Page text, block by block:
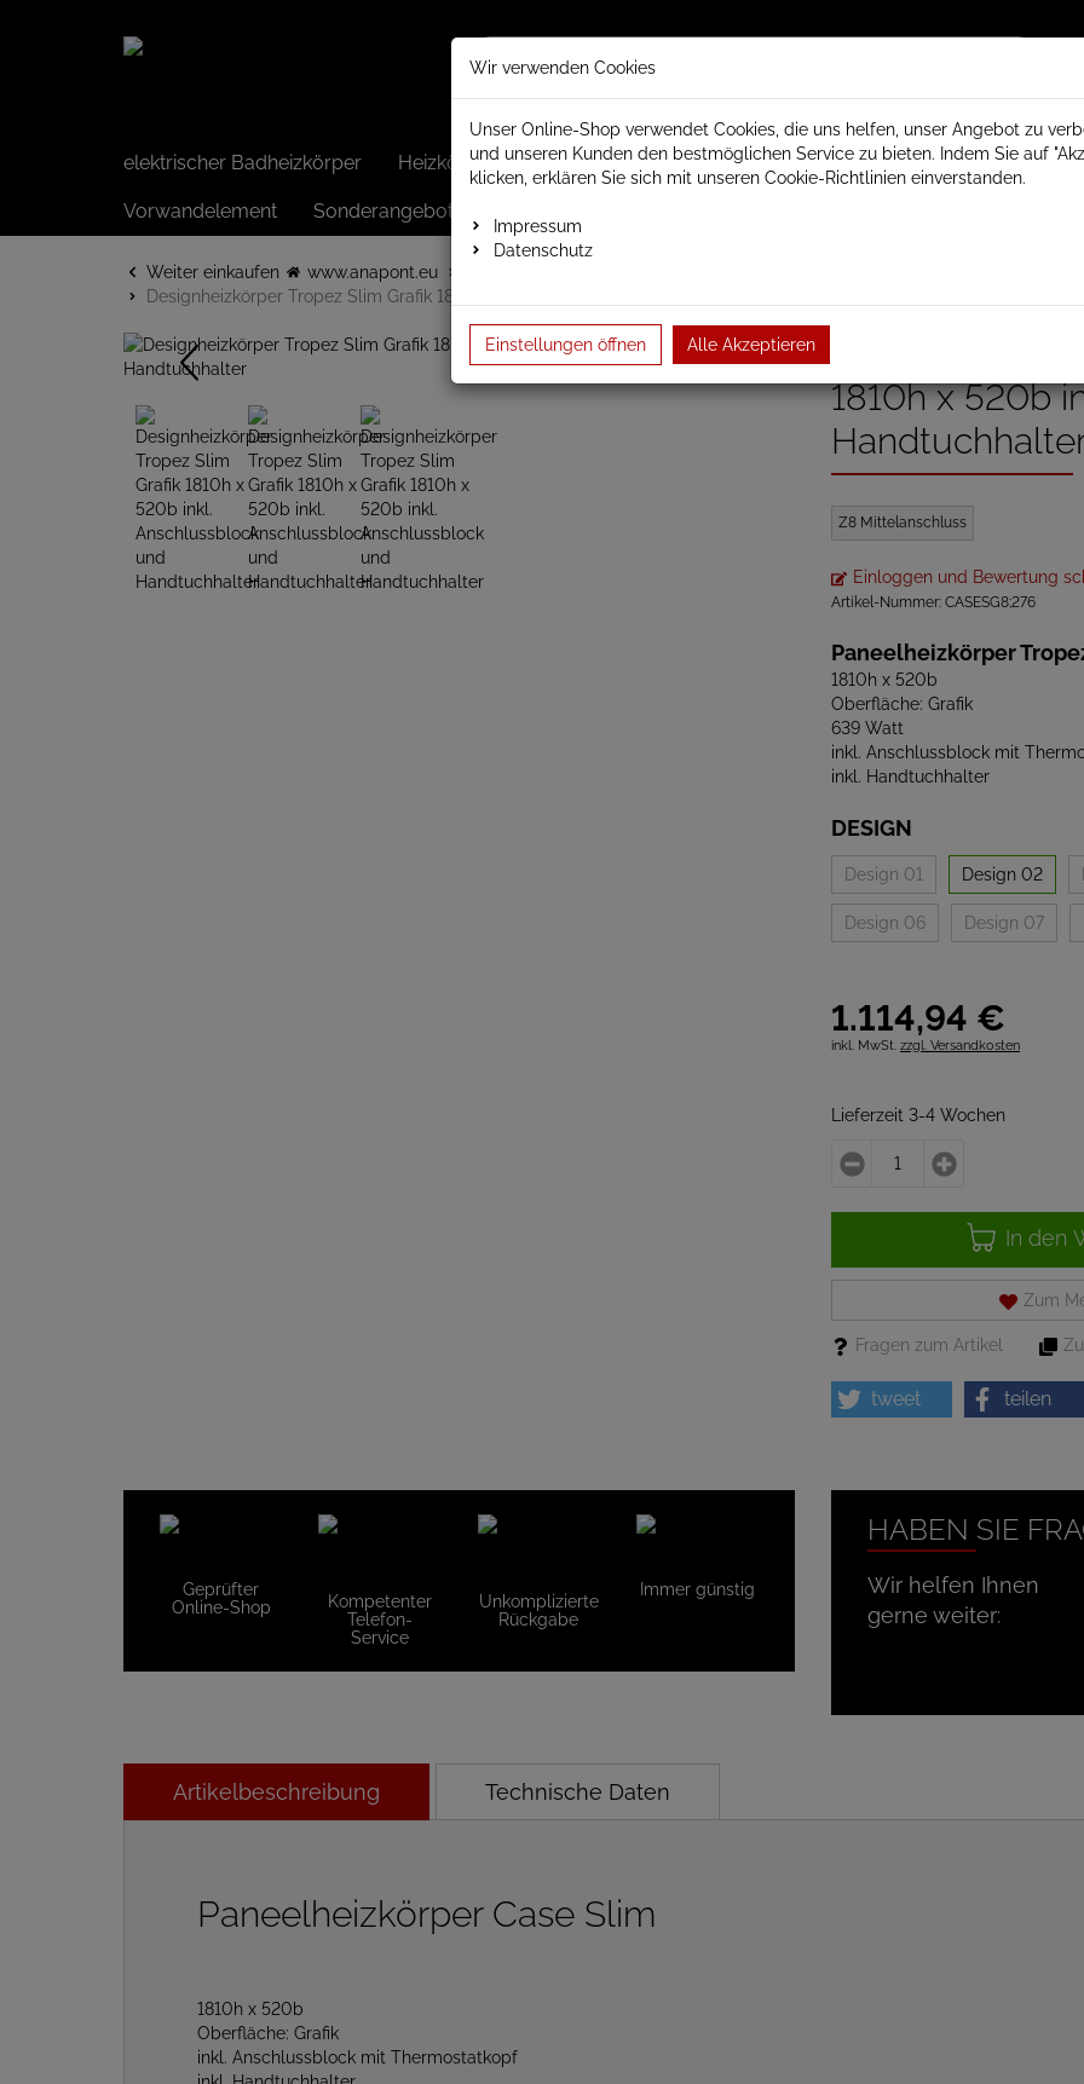
elektrischer Badheizkörper Heizkörper elektrisch Schamotte Badheizkörper Heizkörperzubehör
Vorwandelement Sonderangebote
Weiter einkaufen www.anapont.eu
Designheizkörper Tropez Slim Grafik 1810h x 520b …
1810h x 520b
Z8 Mittelanschluss
Einloggen und Bewertung
Artikel-Nummer: CASESG8;276
Paneelheizkörper
1810h x 520b
Oberfläche: Grafik
639 Watt
inkl. Anschlussblock mit
inkl. Handtuchhalter
DESIGN
Design 01 Design 02
Design 06 Design 07
1.114,94 €
inkl. MwSt. zzgl. Versandkosten
Lieferzeit 3-4 Wochen
In den
Zum
Fragen zum Artikel
tweet teilen
Geprüfter
Online-Shop
Kompetenter
Telefon-
Service
Unkomplizierte
Rückgabe
Immer günstig
HABEN SIE
Wir helfen Ihnen
gerne weiter:
Artikelbeschreibung Technische Daten
Paneelheizkörper Case Slim
1810h x 520b
Oberfläche: Grafik
inkl. Anschlussblock mit Thermostatkopf
Wir verwenden Cookies
Unser Online-Shop verwendet Cookies, die uns helfen, unser Angebot zu
und unseren Kunden den bestmöglichen Service zu bieten. Indem Sie auf
klicken, erklären Sie sich mit unseren Cookie-Richtlinien einverstanden.
Impressum
Datenschutz
Einstellungen öffnen Alle Akzeptieren